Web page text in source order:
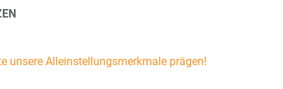
unsere Alleinstellungsmerkmale prägen!